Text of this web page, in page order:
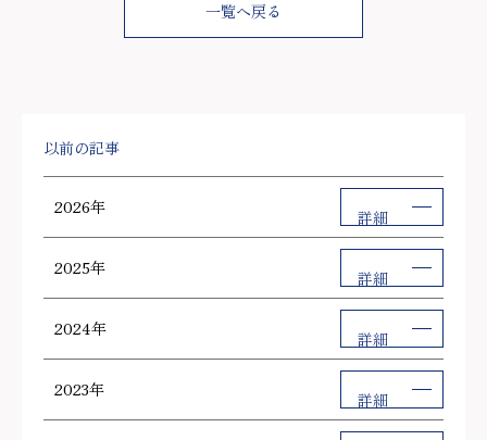
一覧へ戻る
以前の記事
2026年 詳細
2025年 詳細
2024年 詳細
2023年 詳細